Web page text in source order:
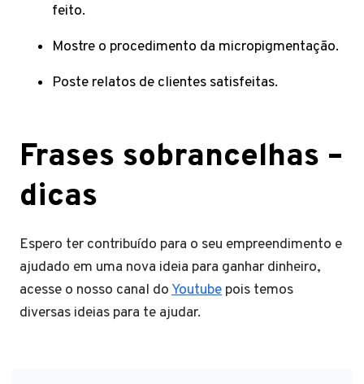
feito.
Mostre o procedimento da micropigmentação.
Poste relatos de clientes satisfeitas.
Frases sobrancelhas –
dicas
Espero ter contribuído para o seu empreendimento e
ajudado em uma nova ideia para ganhar dinheiro,
acesse o nosso canal doYoutube pois temos
diversas ideias para te ajudar.